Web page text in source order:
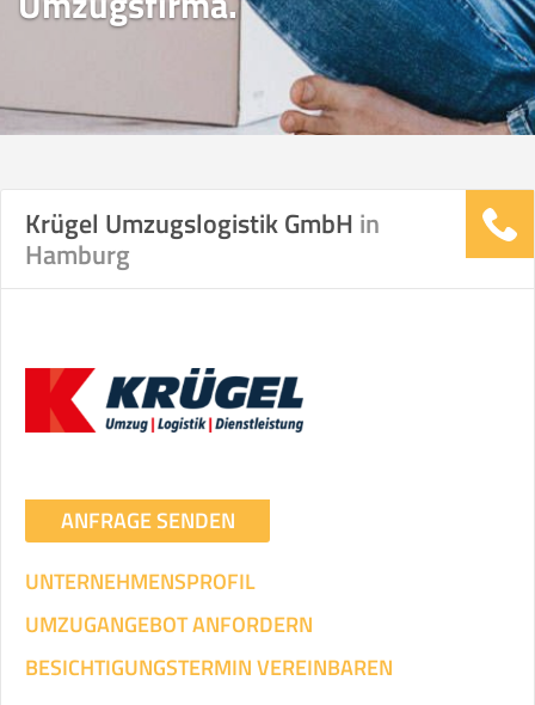
Krügel Umzugslogistik GmbH in
Hamburg
ANFRAGE SENDEN
UNTERNEHMENSPROFIL
UMZUGANGEBOT ANFORDERN
BESICHTIGUNGSTERMIN VEREINBAREN